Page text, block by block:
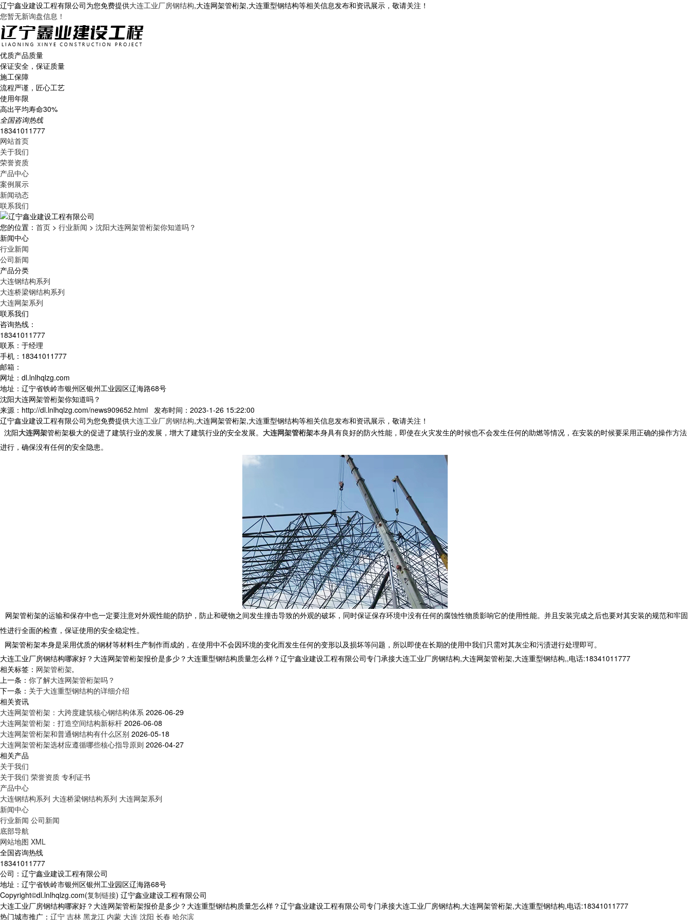
辽宁鑫业建设工程有限公司为您免费提供大连工业厂房钢结构,大连网架管桁架,大连重型钢结构等相关信息发布和资讯展示，敬请关注！
您暂无新询盘信息！
优质产品质量
保证安全，保证质量
施工保障
流程严谨，匠心工艺
使用年限
高出平均寿命30%
全国咨询热线
18341011777
网站首页
关于我们
荣誉资质
产品中心
案例展示
新闻动态
联系我们
您的位置： 首页 > 行业新闻 > 沈阳大连网架管桁架你知道吗？
新闻中心
行业新闻
公司新闻
产品分类
大连钢结构系列
大连桥梁钢结构系列
大连网架系列
联系我们
咨询热线：
18341011777
联系：于经理
手机：18341011777
邮箱：
网址：dl.lnlhqlzg.com
地址：辽宁省铁岭市银州区银州工业园区辽海路68号
沈阳大连网架管桁架你知道吗？
来源：http://dl.lnlhqlzg.com/news909652.html 发布时间：2023-1-26 15:22:00
辽宁鑫业建设工程有限公司为您免费提供大连工业厂房钢结构,大连网架管桁架,大连重型钢结构等相关信息发布和资讯展示，敬请关注！
沈阳 大连网架管桁架极大的促进了建筑行业的发展，增大了建筑行业的安全发展。 大连网架管桁架本身具有良好的防火性能，即使在火灾发生的时候也不会发生任何的助燃等情况，在安装的时候要采用正确的操作方法
进行，确保没有任何的安全隐患。
网架管桁架的运输和保存中也一定要注意对外观性能的防护，防止和硬物之间发生撞击导致的外观的破坏，同时保证保存环境中没有任何的腐蚀性物质影响它的使用性能。并且安装完成之后也要对其安装的规范和牢固
性进行全面的检查，保证使用的安全稳定性。
网架管桁架本身是采用优质的钢材等材料生产制作而成的，在使用中不会因环境的变化而发生任何的变形以及损坏等问题，所以即使在长期的使用中我们只需对其灰尘和污渍进行处理即可。
大连工业厂房钢结构哪家好？大连网架管桁架报价是多少？大连重型钢结构质量怎么样？辽宁鑫业建设工程有限公司专门承接大连工业厂房钢结构,大连网架管桁架,大连重型钢结构,,电话:18341011777
相关标签： 网架管桁架,
上一条： 你了解大连网架管桁架吗？
下一条： 关于大连重型钢结构的详细介绍
相关资讯
大连网架管桁架：大跨度建筑核心钢结构体系 2026-06-29
大连网架管桁架：打造空间结构新标杆 2026-06-08
大连网架管桁架和普通钢结构有什么区别 2026-05-18
大连网架管桁架选材应遵循哪些核心指导原则 2026-04-27
相关产品
关于我们
关于我们 荣誉资质 专利证书
产品中心
大连钢结构系列 大连桥梁钢结构系列 大连网架系列
新闻中心
行业新闻 公司新闻
底部导航
网站地图 XML
全国咨询热线
18341011777
公司：辽宁鑫业建设工程有限公司
地址：辽宁省铁岭市银州区银州工业园区辽海路68号
Copyright©dl.lnlhqlzg.com(复制链接) 辽宁鑫业建设工程有限公司
大连工业厂房钢结构哪家好？大连网架管桁架报价是多少？大连重型钢结构质量怎么样？辽宁鑫业建设工程有限公司专门承接大连工业厂房钢结构,大连网架管桁架,大连重型钢结构,电话:18341011777
热门城市推广： 辽宁 吉林 黑龙江 内蒙 大连 沈阳 长春 哈尔滨